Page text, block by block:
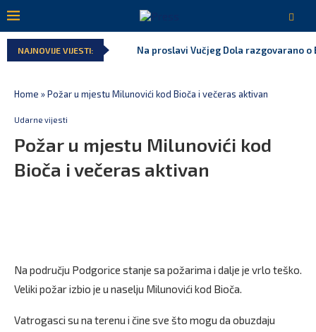
NAJNOVIJE VIJESTI: Na proslavi Vučjeg Dola razgovarano
Home »Požar u mjestu Milunovići kod Bioča i večeras aktivan
Udarne vijesti
Požar u mjestu Milunovići kod
Bioča i večeras aktivan
Na području Podgorice stanje sa požarima i dalje je vrlo teško.
Veliki požar izbio je u naselju Milunovići kod Bioča.
Vatrogasci su na terenu i čine sve što mogu da obuzdaju